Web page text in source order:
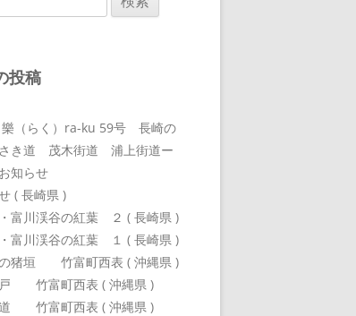
投稿
樂（らく）ra-ku 59号 長崎の
き道 茂木街道 浦上街道ー
知らせ
( 長崎県 )
富川渓谷の紅葉 ２ ( 長崎県 )
富川渓谷の紅葉 １ ( 長崎県 )
猪垣 竹富町西表 ( 沖縄県 )
竹富町西表 ( 沖縄県 )
道 竹富町西表 ( 沖縄県 )